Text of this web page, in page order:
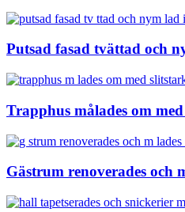
Putsad fasad tvättad och
Trapphus målades om
Gästrum renoverades och